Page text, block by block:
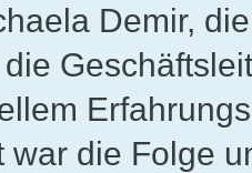
Demir,
war die Folge